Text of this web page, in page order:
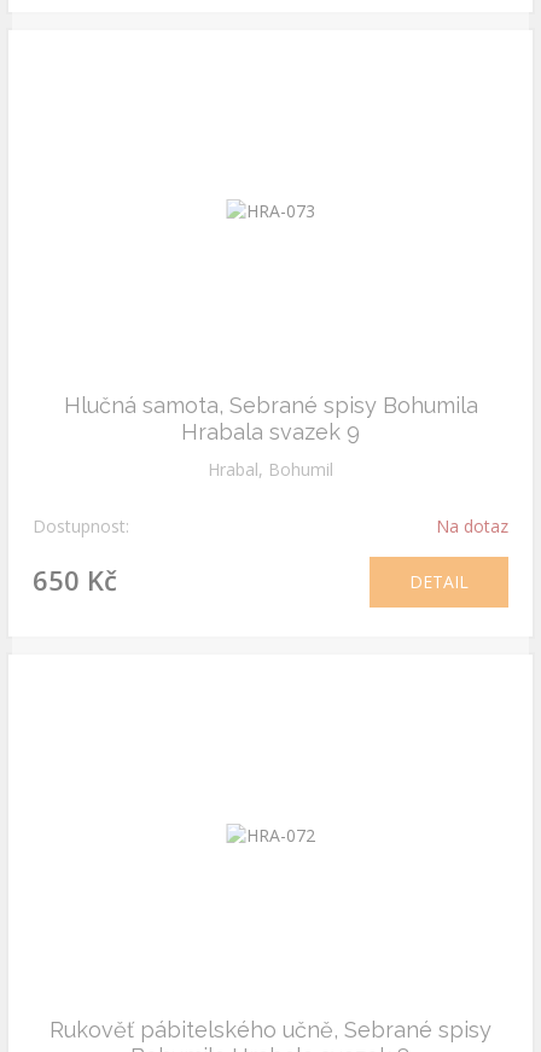
Hlučná samota, Sebrané spisy Bohumila
Hrabala svazek 9
Hrabal, Bohumil
Dostupnost: Na dotaz
650 Kč DETAIL
Rukověť pábitelského učně, Sebrané spisy